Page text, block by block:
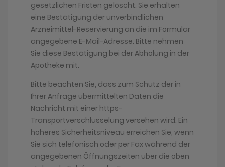
gesetzlichen Fristen gelöscht. Sie erhalten
eine Bestätigung der unverbindlichen
Arzneimittel-Reservierung an die im Formular
angegebene E-Mail-Adresse. Bitte nehmen
Sie diese Bestätigung bei der Abholung in der
Apotheke mit.
Bitte beachten Sie, dass zum Schutz der in
Ihrer Anfrage übermittelten Daten die
Nachricht mit einer https-
Transportverschlüsselung versehen wird. Ein
höheres Sicherheitsniveau erreichen Sie, wenn
Sie sich telefonisch oder per Fax während der
angegebenen Öffnungszeiten über die oben